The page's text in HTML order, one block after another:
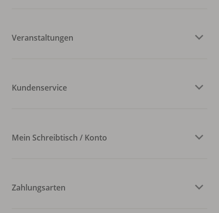
Veranstaltungen
Kundenservice
Mein Schreibtisch / Konto
Zahlungsarten